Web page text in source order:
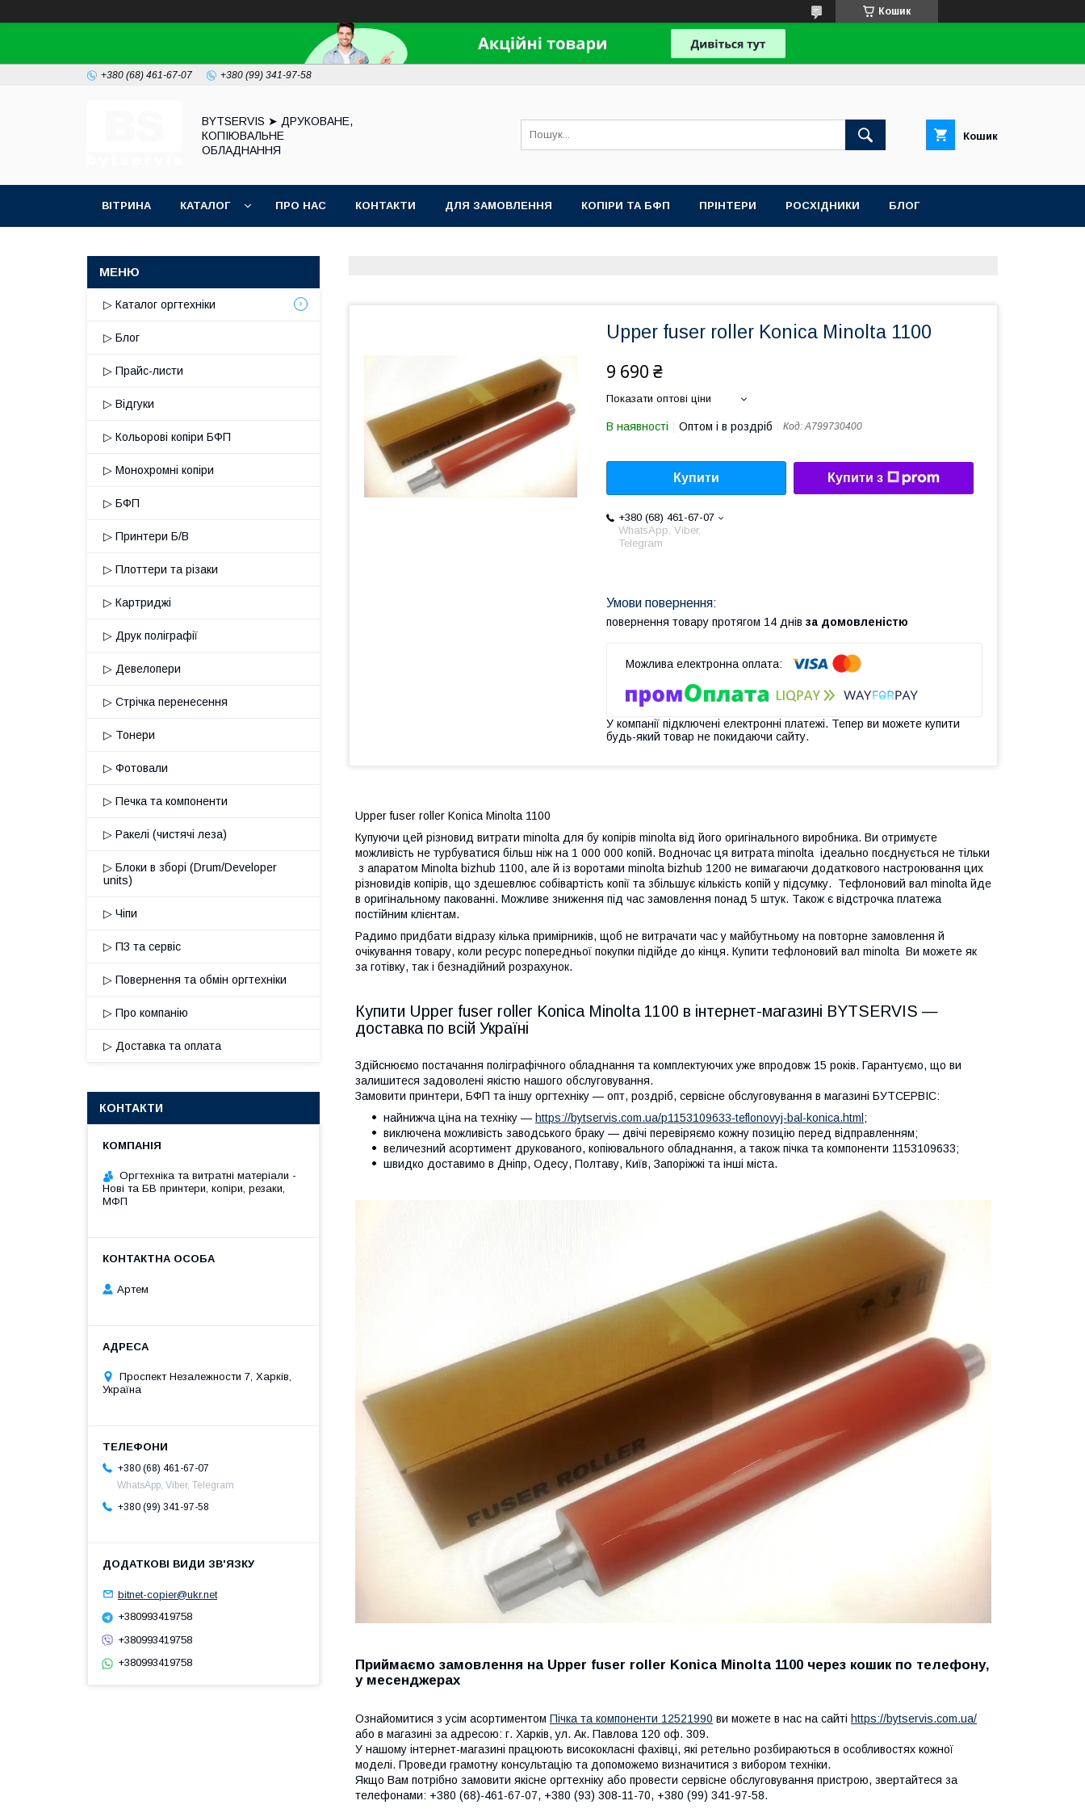
Кошик
+380 (68) 461-67-07 +380 (99) 341-97-58
BYTSERVIS ➤ ДРУКОВАНЕ,
КОПІЮВАЛЬНЕ
ОБЛАДНАННЯ
Кошик
ВІТРИНА КАТАЛОГ ПРО НАС КОНТАКТИ ДЛЯ ЗАМОВЛЕННЯ КОПІРИ ТА БФП ПРІНТЕРИ РОСХІДНИКИ БЛОГ
Upper fuser roller Konica Minolta 1100
9 690 ₴
Показати оптові ціни
В наявності Оптом і в роздріб Код:A799730400
Купити Купити з
+380 (68) 461-67-07
WhatsApp, Viber,
Telegram
повернення товару протягом 14 днів за домовленістю
У компанії підключені електронні платежі. Тепер ви можете купити
будь-який товар не покидаючи сайту.
Upper fuser roller Konica Minolta 1100
Купуючи цей різновид витрати minolta для бу копірів minolta від його оригінального виробника. Ви отримуєте
можливість не турбуватися більш ніж на 1 000 000 копій. Водночас ця витрата minolta ідеально поєднується не тільки
з апаратом Minolta bizhub 1100, але й із воротами minolta bizhub 1200 не вимагаючи додаткового настроювання цих
різновидів копірів, що здешевлює собівартість копії та збільшує кількість копій у підсумку. Тефлоновий вал minolta йде
в оригінальному пакованні. Можливе зниження під час замовлення понад 5 штук. Також є відстрочка платежа
постійним клієнтам.
Радимо придбати відразу кілька примірників, щоб не витрачати час у майбутньому на повторне замовлення й
очікування товару, коли ресурс попередньої покупки підійде до кінця. Купити тефлоновий вал minolta Ви можете як
за готівку, так і безнадійний розрахунок.
Купити Upper fuser roller Konica Minolta 1100 в інтернет-магазині BYTSERVIS —
доставка по всій Україні
Здійснюємо постачання поліграфічного обладнання та комплектуючих уже впродовж 15 років. Гарантуємо, що ви
залишитеся задоволені якістю нашого обслуговування.
Замовити принтери, БФП та іншу оргтехніку — опт, роздріб, сервісне обслуговування в магазині БУТСЕРВІС:
найнижча ціна на техніку — https://bytservis.com.ua/p1153109633-teflonovyj-bal-konica.html ;
виключена можливість заводського браку — двічі перевіряємо кожну позицію перед відправленням;
величезний асортимент друкованого, копіювального обладнання, а також пічка та компоненти 1153109633;
швидко доставимо в Дніпр, Одесу, Полтаву, Київ, Запоріжжі та інші міста.
Приймаємо замовлення на Upper fuser roller Konica Minolta 1100 через кошик по телефону,
у месенджерах
Ознайомитися з усім асортиментом Пічка та компоненти 12521990 ви можете в нас на сайті https://bytservis.com.ua/
або в магазині за адресою: г. Харків, ул. Ак. Павлова 120 оф. 309.
У нашому інтернет-магазині працюють висококласні фахівці, які ретельно розбираються в особливостях кожної
моделі. Проведи грамотну консультацію та допоможемо визначитися з вибором техніки.
Якщо Вам потрібно замовити якісне оргтехніку або провести сервісне обслуговування пристрою, звертайтеся за
телефонами: +380 (68)-461-67-07, +380 (93) 308-11-70, +380 (99) 341-97-58.
▷ Каталог оргтехніки
▷ Блог
▷ Прайс-листи
▷ Відгуки
▷ Кольорові копіри БФП
▷ Монохромні копіри
▷ БФП
▷ Принтери Б/В
▷ Плоттери та різаки
▷ Картриджі
▷ Друк поліграфії
▷ Девелопери
▷ Стрічка перенесення
▷ Тонери
▷ Фотовали
▷ Печка та компоненти
▷ Ракелі (чистячі леза)
▷ Блоки в зборі (Drum/Developer
units)
▷ Чіпи
▷ ПЗ та сервіс
▷ Повернення та обмін оргтехніки
▷ Про компанію
▷ Доставка та оплата
КОНТАКТИ
Оргтехніка та витратні матеріали -
Нові та БВ принтери, копіри, резаки,
МФП
Артем
Проспект Незалежности 7, Харків,
Україна
+380 (68) 461-67-07
WhatsApp, Viber, Telegram
+380 (99) 341-97-58
bitnet-copier@ukr.net
+380993419758
+380993419758
+380993419758